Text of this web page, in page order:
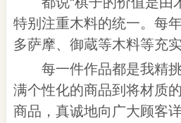
特别注重木料的统一。每
多萨摩、御蔵等木料等充实
每一件作品都是我精挑
满个性化的商品到将材质
商品，真诚地向广大顾客